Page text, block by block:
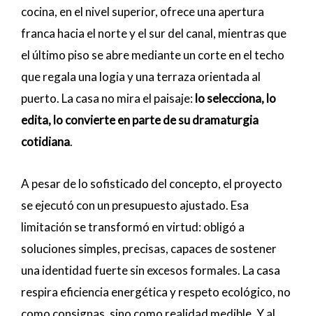
cocina, en el nivel superior, ofrece una apertura
franca hacia el norte y el sur del canal, mientras que
el último piso se abre mediante un corte en el techo
que regala una logia y una terraza orientada al
puerto. La casa no mira el paisaje:lo selecciona, lo
edita, lo convierte en parte de su dramaturgia
cotidiana.
A pesar de lo sofisticado del concepto, el proyecto
se ejecutó con un presupuesto ajustado. Esa
limitación se transformó en virtud: obligó a
soluciones simples, precisas, capaces de sostener
una identidad fuerte sin excesos formales. La casa
respira eficiencia energética y respeto ecológico, no